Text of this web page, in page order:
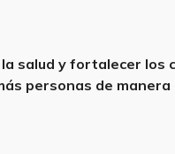
salud y fortalecer los
personas de manera